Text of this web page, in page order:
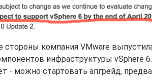
стороны компания VMware
инфраструктуры vSphere
- можно стартовать апгрейд,